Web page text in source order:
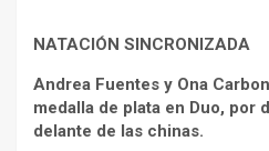
NATACIÓN SINCRONIZADA
Andrea Fuentes y Ona
medalla de plata en Duo, por
delante de las chinas.